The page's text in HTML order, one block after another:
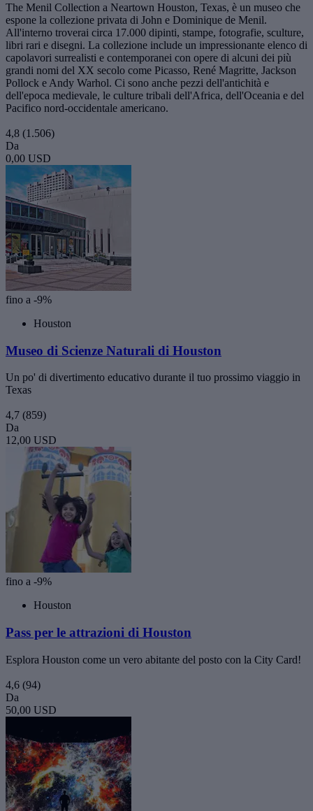
The Menil Collection a Neartown Houston, Texas, è un museo che
espone la collezione privata di John e Dominique de Menil.
All'interno troverai circa 17.000 dipinti, stampe, fotografie, sculture,
libri rari e disegni. La collezione include un impressionante elenco di
capolavori surrealisti e contemporanei con opere di alcuni dei più
grandi nomi del XX secolo come Picasso, René Magritte, Jackson
Pollock e Andy Warhol. Ci sono anche pezzi dell'antichità e
dell'epoca medievale, le culture tribali dell'Africa, dell'Oceania e del
Pacifico nord-occidentale americano.
4,8 (1.506)
Da
0,00 USD
fino a -9%
Houston
Museo di Scienze Naturali di Houston
Un po' di divertimento educativo durante il tuo prossimo viaggio in
Texas
4,7 (859)
Da
12,00 USD
fino a -9%
Houston
Pass per le attrazioni di Houston
Esplora Houston come un vero abitante del posto con la City Card!
4,6 (94)
Da
50,00 USD